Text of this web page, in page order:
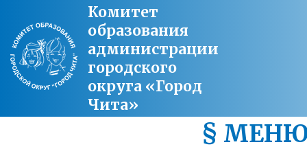
Комитет
образования
администрации
городского
округа «Город
Чита»
§